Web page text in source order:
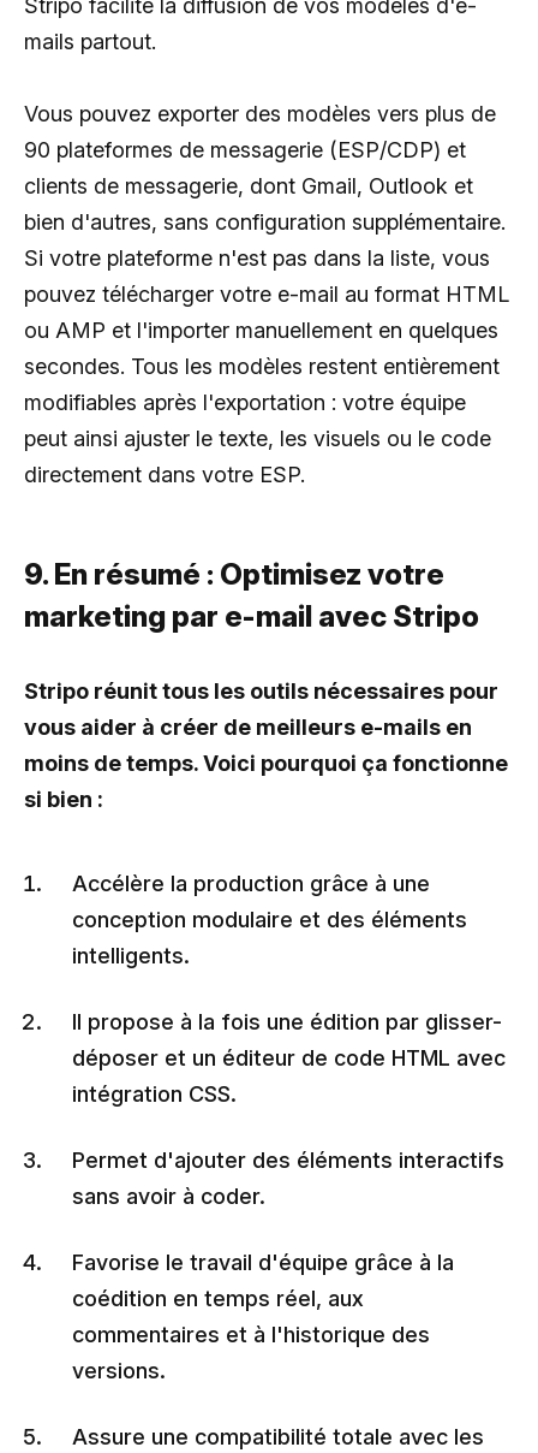
Stripo facilite la diffusion de vos modèles d'e-
mails partout.
Vous pouvez exporter des modèles vers plus de
90 plateformes de messagerie (ESP/CDP) et
clients de messagerie, dont Gmail, Outlook et
bien d'autres, sans configuration supplémentaire.
Si votre plateforme n'est pas dans la liste, vous
pouvez télécharger votre e-mail au format HTML
ou AMP et l'importer manuellement en quelques
secondes. Tous les modèles restent entièrement
modifiables après l'exportation : votre équipe
peut ainsi ajuster le texte, les visuels ou le code
directement dans votre ESP.
9. En résumé : Optimisez votre
marketing par e-mail avec Stripo
Stripo réunit tous les outils nécessaires pour
vous aider à créer de meilleurs e-mails en
moins de temps. Voici pourquoi ça fonctionne
si bien :
Accélère la production grâce à une
conception modulaire et des éléments
intelligents.
Il propose à la fois une édition par glisser-
déposer et un éditeur de code HTML avec
intégration CSS.
Permet d'ajouter des éléments interactifs
sans avoir à coder.
Favorise le travail d'équipe grâce à la
coédition en temps réel, aux
commentaires et à l'historique des
versions.
Assure une compatibilité totale avec les